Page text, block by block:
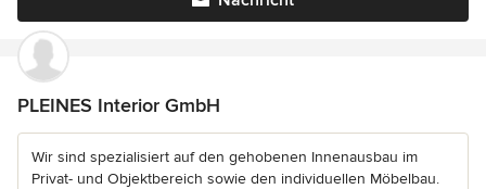
PLEINES Interior GmbH
Wir sind spezialisiert auf den gehobenen Innenausbau im
Privat- und Objektbereich sowie den individuellen Möbelbau.